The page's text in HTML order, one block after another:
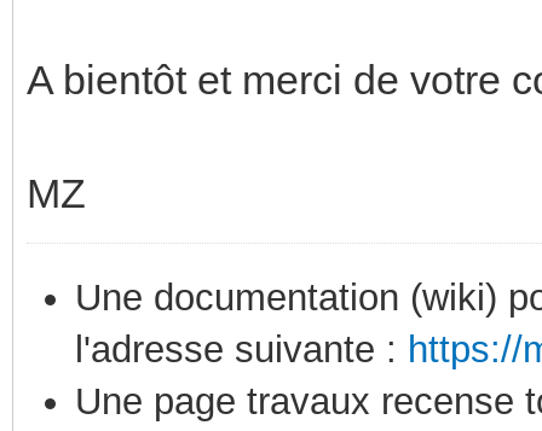
A bientôt et merci de votre
MZ
Une documentation (wiki)
l'adresse suivante : https://
Une page travaux recense